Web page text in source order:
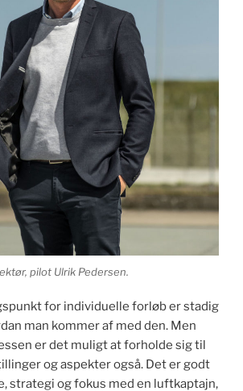
pilot Ulrik Pedersen.
for individuelle forløb er stadig
man kommer af med den. Men
er det muligt at forholde sig til
og aspekter også. Det er godt
strategi og fokus med en luftkaptajn,